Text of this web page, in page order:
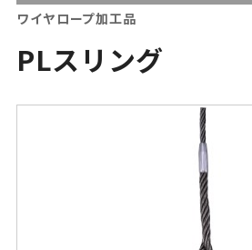
ワイヤロープ加工品
PLスリング